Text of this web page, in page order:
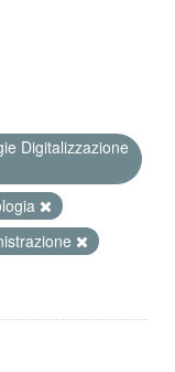
Digitalizzazione